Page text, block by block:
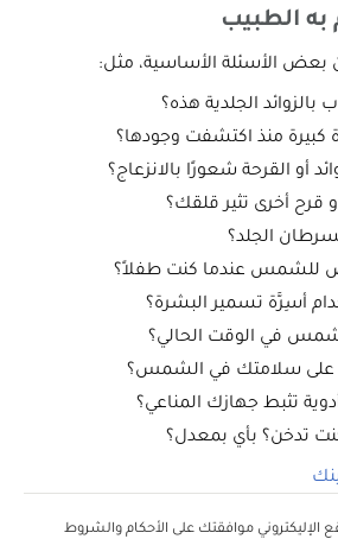
به الطبيب
بعض الأسئلة الأساسية، مثل:
الجلدية هذه؟
كبيرة منذ اكتشفت وجودها؟
أو القرحة شعورًا بالانزعاج؟
قرح أخرى تثير قلقك؟
الجلد؟
للشمس عندما كنت طفلاً؟
أسِرَّة تسمير البشرة؟
في الوقت الحالي؟
على سلامتك في الشمس؟
تثبط جهازك المناعي؟
تدخن؟ بأي بمعدل؟
الإليكتروني موافقتك على الأحكام والشروط